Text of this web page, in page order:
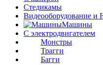
Стедикамы
Видеооборудование и
Машины
С электродвигателем
Монстры
Трагги
Багги